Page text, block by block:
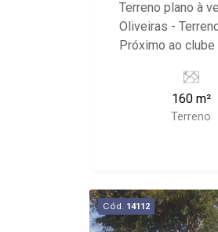
Preto/SP
Terreno plano à
Oliveiras -
Próximo ao clube
160 m²
Terreno
Cód. 14112